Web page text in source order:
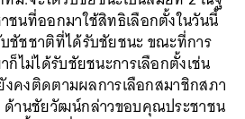
นที่ออกมาใช้สิทธิเลือกตั้งในวันนี้
ชัชชาติที่ได้รับชัยชนะ ขณะที่การ
ไม่ได้รับชัยชนะการเลือกตั้งเช่น
งคงติดตามผลการเลือกสมาชิกสภา
ด้านชัยวัฒน์กล่าวขอบคุณประชาชน